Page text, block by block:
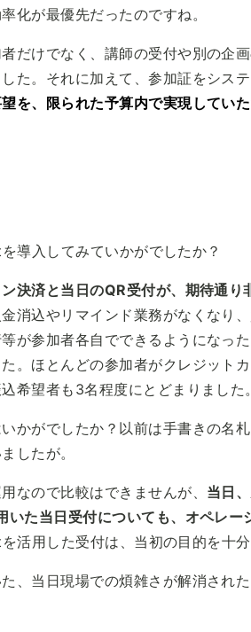
化が最優先だったのですね。
だけでなく、講師の受付や別の企
た。それに加えて、参加証をシス
を、限られた予算内で実現してい
導入してみていかがでしたか？
決済と当日のQR受付が、期待通り
消込やリマインド業務がなくなり
が参加者各自でできるようになっ
。ほとんどの参加者がクレジット
希望者も3名程度にとどまりました。
かがでしたか？以前は手書きの名
したが。
なので比較はできませんが、 当日
いた当日受付についても、オペレ
活用した受付は、当初の目的を十分
、当日現場での煩雑さが解消され